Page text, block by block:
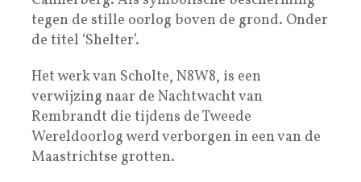
tegen de stille oorlog boven de grond. Onder
de titel ‘Shelter’.
Het werk van Scholte, N8W8, is een
verwijzing naar de Nachtwacht van
Rembrandt die tijdens de Tweede
Wereldoorlog werd verborgen in een van de
Maastrichtse grotten.